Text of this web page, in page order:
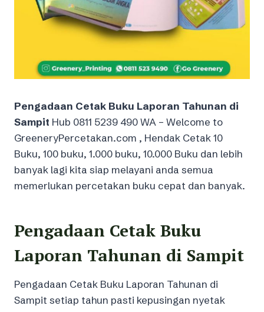
Pengadaan Cetak Buku Laporan Tahunan di
Sampit Hub 0811 5239 490 WA – Welcome to
GreeneryPercetakan.com , Hendak Cetak 10
Buku, 100 buku, 1.000 buku, 10.000 Buku dan lebih
banyak lagi kita siap melayani anda semua
memerlukan percetakan buku cepat dan banyak.
Pengadaan Cetak Buku
Laporan Tahunan di Sampit
Pengadaan Cetak Buku Laporan Tahunan di
Sampit setiap tahun pasti kepusingan nyetak